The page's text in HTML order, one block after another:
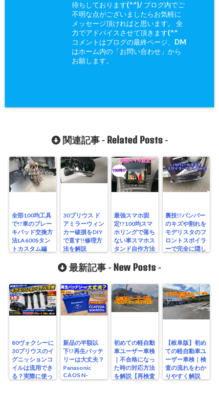
待ちしております(^^)/ ブログ内でご
不明な点がございましたらお気軽に
メッセージ頂ければと思います。 全
力でアドバイスさせて頂きます(^^ゞ
コメントはブログの最終ページ、DM
はホーム内の「お問い合わせ」から
お願します。
関連記事 - Related Posts-
全部100均工具
で!?車のブレー
キパッド交換方
法LA600Sタン
トカスタム編
30プリウス ド
アミラーウィン
カー破損をDIY
で直す!!修理方
法を解説
最強スマホ固
定!?100均スマ
ホリングで落ち
ない車スマホス
タンド自作方法
スマホリング
裏技!?バンパー
のキズや割れを
モデリスタのフ
ロントスポイラ
ーで完全に隠し
最新記事 - New Posts -
80ヴォクシーに
30プリウスのイ
グニッションコ
イルは流用でき
る？実際に使っ
新品の半額以
下!?再生バッテ
リーは大丈夫？
Panasonic
CAOS N-
S115/A4を実測
初めての軽自動
車ユーザー車検
｜不合格になっ
た時の対応方法
を解説【再検査
【岐阜版】初め
ての軽自動車ユ
ーザー車検｜検
査の流れをわか
りやすく解説